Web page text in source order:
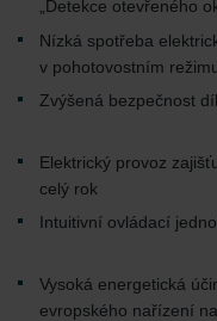
„Detekce otevřeného
Nízká spotřeba
v pohotovostním
Zvýšená bezpečnost
Elektrický provoz
celý rok
Intuitivní ovládací
Vysoká energetická
evropského nařízení